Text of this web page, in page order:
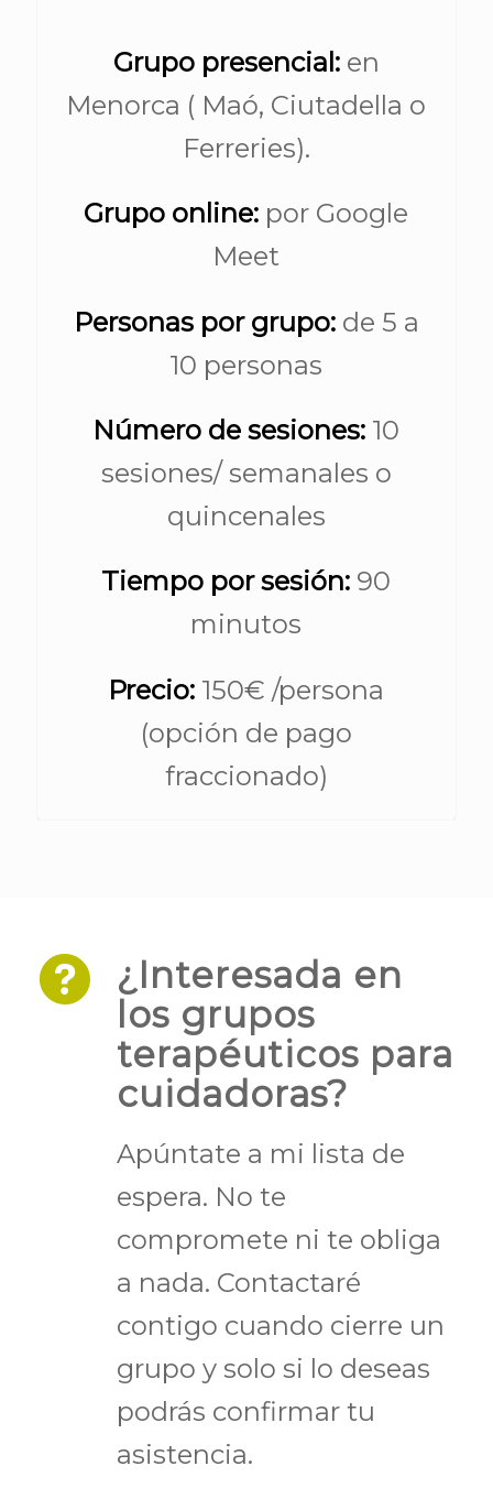
Grupo presencial:en
Menorca ( Maó, Ciutadella o
Ferreries).
Grupo online: por Google
Meet
Personas por grupo:de 5 a
10 personas
Número de sesiones: 10
sesiones/ semanales o
quincenales
Tiempo por sesión: 90
minutos
Precio: 150€ /persona
(opción de pago
fraccionado)
¿Interesada en
los grupos
terapéuticos para
cuidadoras?
Apúntate a mi lista de
espera. No te
compromete ni te obliga
a nada. Contactaré
contigo cuando cierre un
grupo y solo si lo deseas
podrás confirmar tu
asistencia.